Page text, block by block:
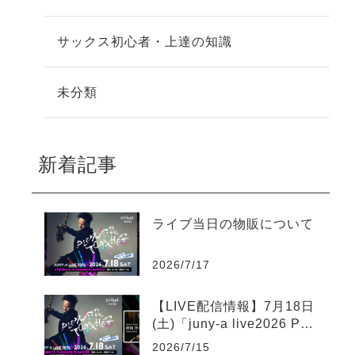
サックス初心者・上達の知識
未分類
新着記事
ライブ当日の物販について
2026/7/17
【LIVE配信情報】7月18日
(土)「juny-a live2026 Ple
asure Together」ツイキャ
2026/7/15